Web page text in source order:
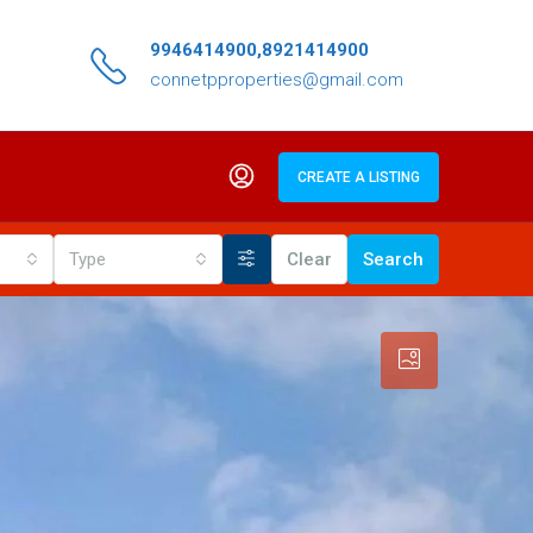
9946414900,8921414900
connetpproperties@gmail.com
CREATE A LISTING
Type Clear Search